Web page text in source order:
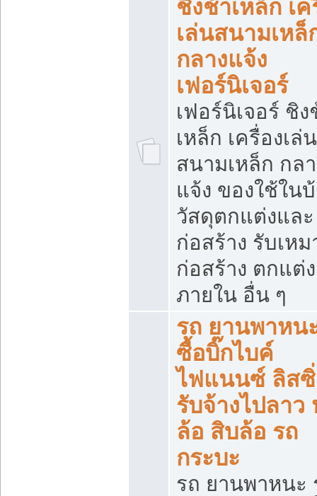
ชิงช้าเหล็ก เค
เล่นสนามเหล็
กลางแจ้ง
เฟอร์นิเจอร์
เฟอร์นิเจอร์ ชิง
เหล็ก เครื่องเล่น
สนามเหล็ก กล
แจ้ง ของใช้ใน
วัสดุตกแต่งและ
ก่อสร้าง รับเหม
ก่อสร้าง ตกแต่ง
ภายใน อื่น ๆ
รถ ยานพาหน
ซื้อบิ๊กไบค์
ไฟแนนซ์ ลิส
รับจ้างไปลาว
ล้อ สิบล้อ รถ
กระบะ
รถ ยานพาหนะ